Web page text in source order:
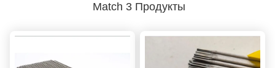
Match 3 Продукты